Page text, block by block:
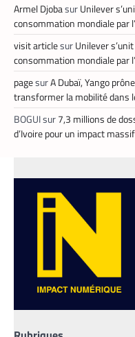
APPLICATION ,
Prosuma et
impacte le
La Rédaction
Le partenariat
Food promet
ivoirien en
et inclusive.
Armel DjobasurUnilever
consommation mondiale par
visit articlesurUnilever
consommation mondiale par
pagesurA Dubaï, Yango
transformer la mobilité dans
BOGUIsur7,3 millions de
d’Ivoire pour un impact